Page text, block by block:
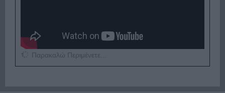
Παρακαλώ Περιμένετε...